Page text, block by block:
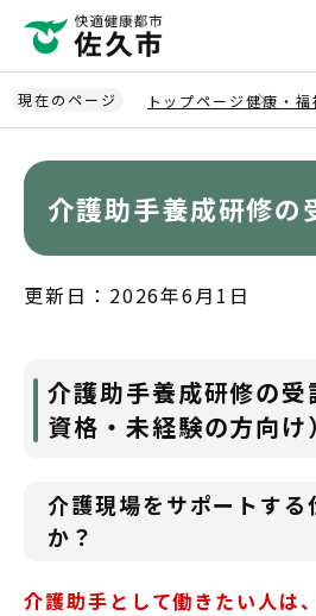
ペ
ー
ジ
現在のページ トップページ健康・福
介護助手養成研修の
更新日：2026年6月1日
介護助手養成研修の
資格・未経験の方向け）
介護現場をサポートする
か？
介護助手として働きたい人は